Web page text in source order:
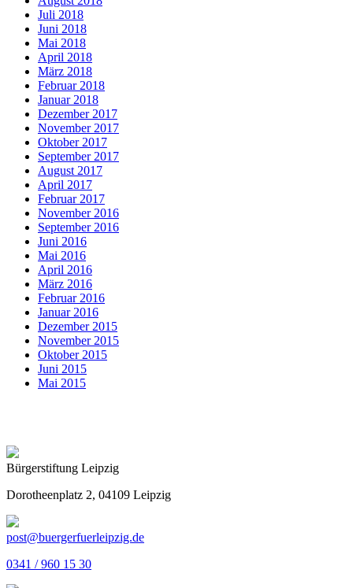
Juli 2018
Juni 2018
Mai 2018
April 2018
März 2018
Februar 2018
Januar 2018
Dezember 2017
November 2017
Oktober 2017
September 2017
August 2017
April 2017
Februar 2017
November 2016
September 2016
Juni 2016
Mai 2016
April 2016
März 2016
Februar 2016
Januar 2016
Dezember 2015
November 2015
Oktober 2015
Juni 2015
Mai 2015
Bürgerstiftung Leipzig
Dorotheenplatz 2, 04109 Leipzig
post@buergerfuerleipzig.de
0341 / 960 15 30